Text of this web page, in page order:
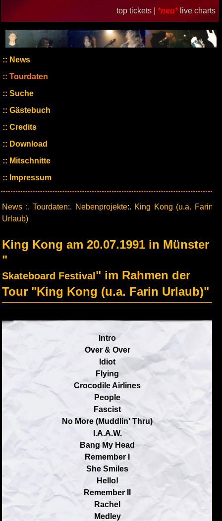
top tickets | *neu* live charts
News
Tourdaten
Suche
Gästebuch
Credits
Download
Mitschnitte
Impressum
News :.Tourdaten:. Nebenprojekte:. King Kong (u.a. Farin
Urlaub)
King Kong am 20.07.1991 in Münster
"
Skateboard Festival " im Rahmen der
Tour "King Kong (u.a. Farin Urlaub)"
Intro
Over & Over
Idiot
Flying
Crocodile Airlines
People
Fascist
No More (Muddlin' Thru)
I.A.A.W.
Bang My Head
Remember I
She Smiles
Hello!
Remember II
Rachel
Medley